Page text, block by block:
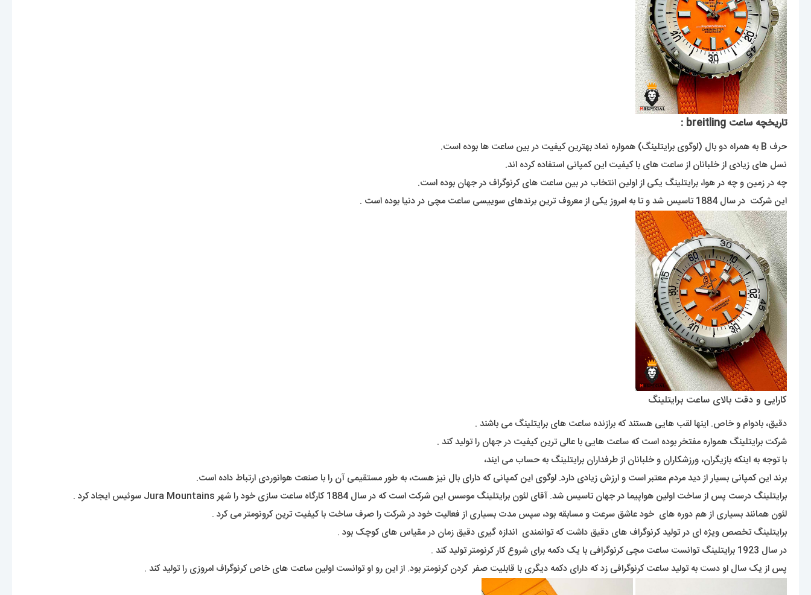
تاریخچه ساعت breitling :
حرف B به همراه دو بال (لوگوی برایتلینگ) همواره نماد بهترین کیفیت در بین ساعت ها بوده است.
نسل های زیادی از خلبانان از ساعت های با کیفیت این کمپانی استفاده کرده اند.
چه در زمین و چه در هوا، برایتلینگ یکی از اولین انتخاب در بین ساعت های کرنوگراف در جهان بوده است.
این شرکت در سال 1884 تاسیس شد و تا به امروز یکی از معروف ترین برندهای سوییسی ساعت مچی در دنیا بوده است .
کارایی و دقت بالای ساعت برایتلینگ
دقیق، بادوام و خاص. اینها لقب هایی هستند که برازنده ساعت های برایتلینگ می باشند .
شرکت برایتلینگ همواره مفتخر بوده است که ساعت هایی با عالی ترین کیفیت در جهان را تولید کند .
با توجه به اینکه بازیگران، ورزشکاران و خلبانان از طرفداران برایتلینگ به حساب می ایند،
برند این کمپانی بسیار از دید مردم معتبر است و ارزش زیادی دارد. لوگوی این کمپانی که دارای بال نیز هست، به طور مستقیمی آن را با صنعت هوانوردی ارتباط داده است.
برایتلینگ درست پس از ساخت اولین هواپیما در جهان تاسیس شد. آقای لئون برایتلینگ موسس این شرکت است که در سال 1884 کارگاه ساعت سازی خود را شهر Jura Mountains سوئیس ایجاد کرد .
لئون همانند بسیاری از هم دوره های خود عاشق سرعت و مسابقه بود، سپس مدت بسیاری از فعالیت خود در شرکت را صرف ساخت با کیفیت ترین کرونومتر می کرد .
برایتلینگ تخصص ویژه ای در تولید کرنوگراف های دقیق داشت که توانمندی اندازه گیری دقیق زمان در مقیاس های کوچک بود .
در سال 1923 برایتلینگ توانست ساعت مچی کرنوگرافی با یک دکمه برای شروع کار کرنومتر تولید کند .
پس از یک سال او دست به تولید ساعت کرنوگرافی زد که دارای دکمه دیگری با قابلیت صفر کردن کرنومتر بود. از این رو او توانست اولین ساعت های خاص کرنوگراف امروزی را تولید کند .